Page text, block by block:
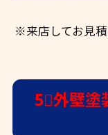
※来店してお見
5⃣外壁塗